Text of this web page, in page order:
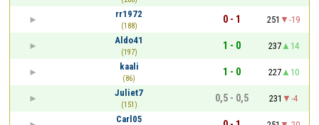
rr1972
(188)
0 - 1 251
-19
Aldo41
(197)
1 - 0 237
14
kaali
(86)
1 - 0 227
10
Juliet7
(151)
0,5 - 0,5 231
-4
Carl05